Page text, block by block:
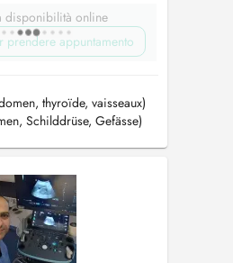
disponibilità online
prendere appuntamento
thyroïde, vaisseaux)
Schilddrüse, Gefässe)